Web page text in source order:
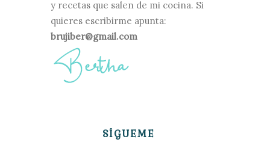
y recetas que salen de mi cocina. Si
quieres escribirme apunta:
brujiber@gmail.com
SÍGUEME